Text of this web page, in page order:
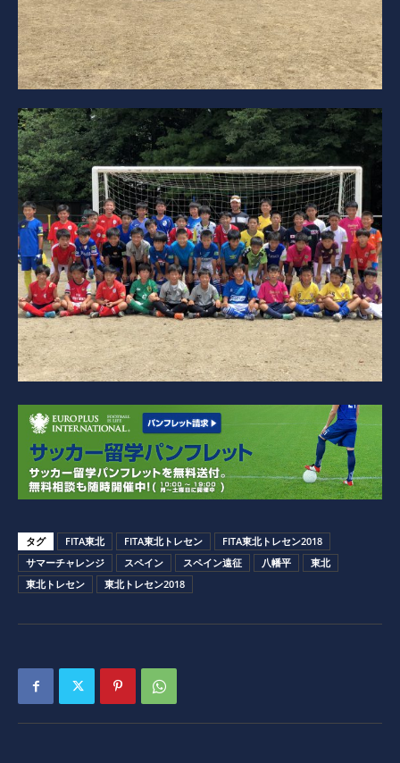
タグ FITA東北 FITA東北トレセン
FITA東北トレセン2018
サマーチャレンジ
スペイン スペイン遠征 八幡平
東北
東北トレセン
東北トレセン2018